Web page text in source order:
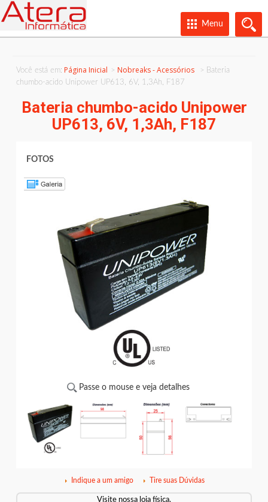
Menu
Você está em: Página Inicial Nobreaks - Acessórios
Bateria
chumbo-acido Unipower UP613, 6V, 1,3Ah, F187
Bateria chumbo-acido Unipower
UP613, 6V, 1,3Ah, F187
FOTOS
Passe o mouse e veja detalhes
Indique a um amigo Tire suas Dúvidas
Visite nossa loja física.